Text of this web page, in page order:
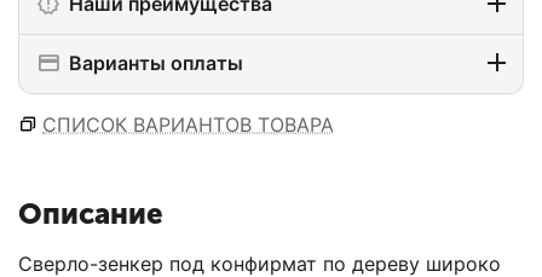
Варианты оплаты
СПИСОК ВАРИАНТОВ ТОВАРА
Описание
Сверло-зенкер под конфирмат по дереву широко